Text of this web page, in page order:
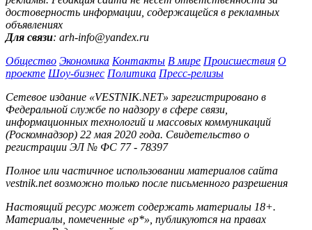
достоверность информации, содержащейся в рекламных
объявлениях
Для связи: arh-info@yandex.ru
Общество Экономика Контакты В мире Происшествия О
проекте Шоу-бизнес Политика Пресс-релизы
Сетевое издание «VESTNIK.NET» зарегистрировано в
Федеральной службе по надзору в сфере связи,
информационных технологий и массовых коммуникаций
(Роскомнадзор) 22 мая 2020 года. Свидетельство о
регистрации ЭЛ № ФС 77 - 78397
Полное или частичное использовании материалов сайта
vestnik.net возможно только после письменного разрешения
Настоящий ресурс может содержать материалы 18+.
Материалы, помеченные «р*», публикуются на правах